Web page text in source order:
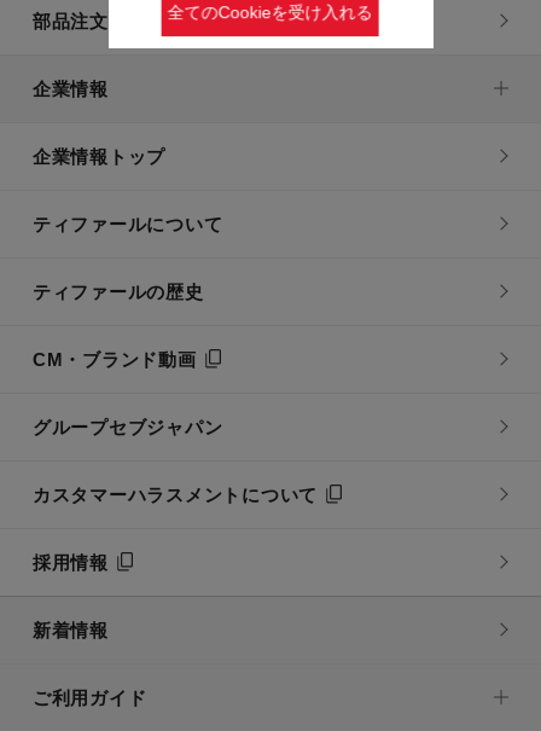
部品注文について
企業情報
企業情報トップ
ティファールについて
ティファールの歴史
CM・ブランド動画
グループセブジャパン
カスタマーハラスメントについて
採用情報
新着情報
ご利用ガイド
全てのCookieを受け入れる